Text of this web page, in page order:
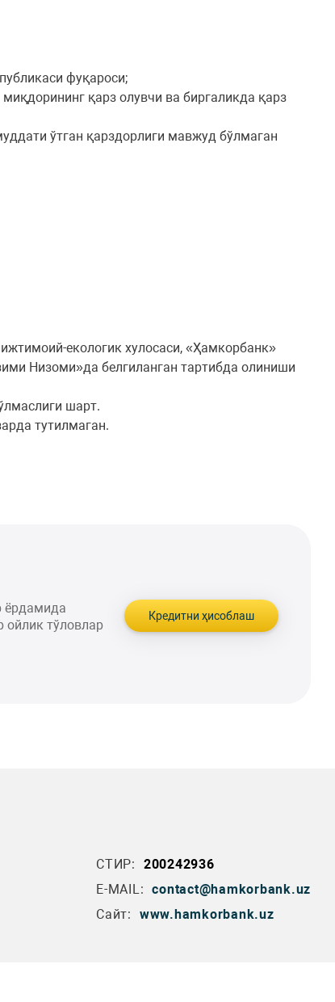
фуқароси;
қарз олувчи ва биргаликда қарз
ўтган қарздорлиги мавжуд бўлмаган
екологик хулосаси, «Ҳамкорбанк»
Низоми»да белгиланган тартибда олиниши
шарт.
тутилмаган.
ёрдамида
ойлик тўловлар
Кредитни ҳисоблаш
СТИР:
200242936
E-MAIL: contact@hamkorbank.uz
Сайт:
www.hamkorbank.uz